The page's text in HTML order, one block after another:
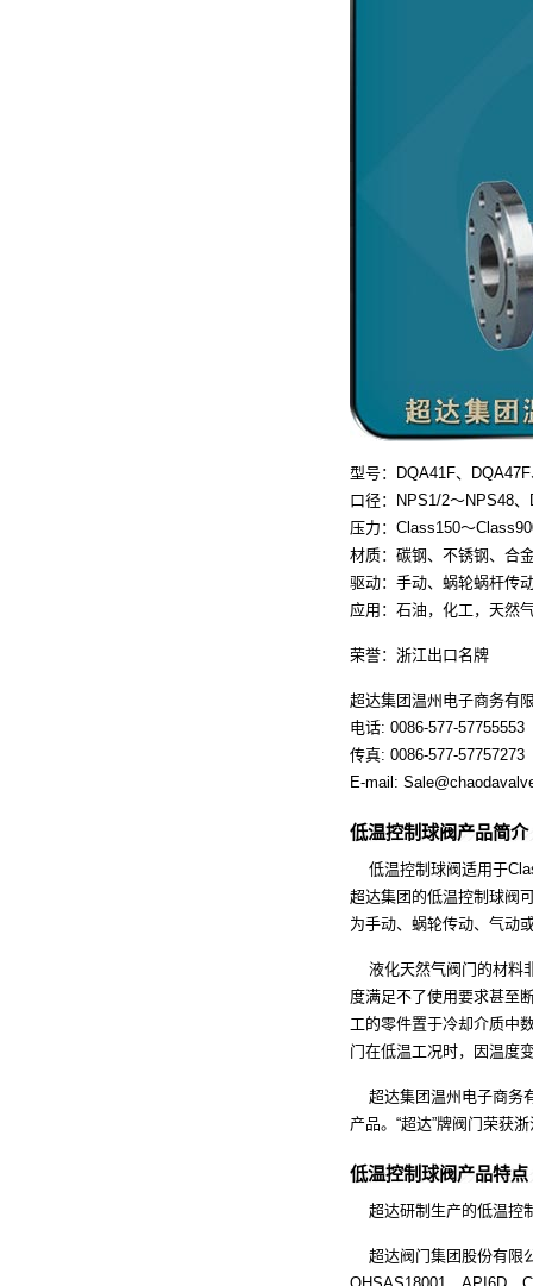
型号：DQA41F、
口径：NPS1/2～NPS48、
压力：Class150～
材质：碳钢、不锈钢、合
驱动：手动、蜗轮蜗杆传
应用：石油，化工，天然
荣誉：浙江出口名牌
超达集团温州电子商务有
电话: 0086-577-57755553
传真: 0086-577-57757273
E-mail:
低温控制球阀产品简介
低温控制球阀适用于
超达集团的低温控制球阀
为手动、蜗轮传动、气动
液化天然气阀门的材料
度满足不了使用要求甚至
工的零件置于冷却介质中
门在低温工况时，因温度
超达集团温州电子商务
产品。“超达”牌阀门荣获
低温控制球阀产品特点
超达研制生产的低温控
超达阀门集团股份有限